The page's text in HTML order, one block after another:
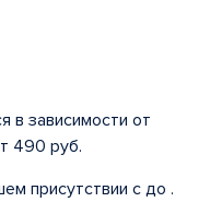
в зависимости от
490 руб.
присутствии с до .